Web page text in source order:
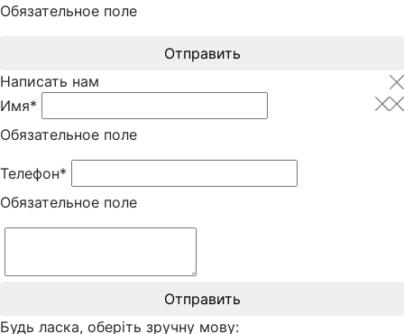
Обязательное поле
Отправить
Написать нам
Имя*
Обязательное поле
Телефон*
Обязательное поле
Отправить
Будь ласка, оберіть зручну мову: